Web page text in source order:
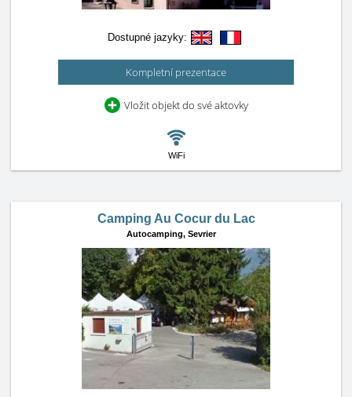
Dostupné jazyky:
Kompletní prezentace
Vložit objekt do své aktovky
WiFi
Camping Au Cocur du Lac
Autocamping, Sevrier